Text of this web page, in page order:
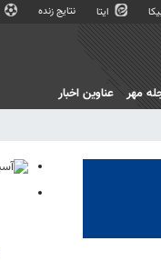
ایتا نتایج زنده
مهر عناوین اخبار